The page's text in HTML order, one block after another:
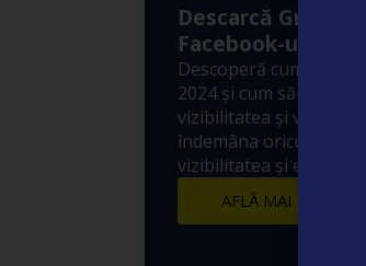
Descarcă Gratuit
Facebook-ul?”
Descoperă cum
2024 și cum să-l
vizibilitatea și
îndemâna oricui prin
vizibilitatea și
AFLĂ MAI MULTE